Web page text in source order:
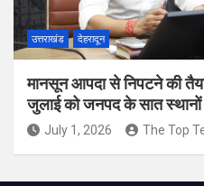
उत्तराखंड देहरादून
मानसून आपदा से निपटने की
जुलाई को जनपद के सात स्थानों
July 1, 2026 The Top